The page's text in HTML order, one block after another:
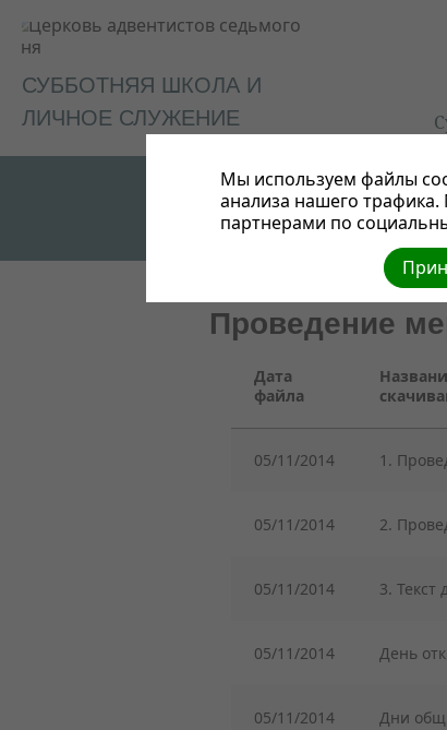
СУББОТНЯЯ ШКОЛА И
ЛИЧНОЕ СЛУЖЕНИЕ
Проведение
Дата
файла
05/11/2014 1.
05/11/2014 2.
05/11/2014 3. Текст
05/11/2014 День
05/11/2014 Дни
Мы используем файлы
анализа нашего
партнерами по